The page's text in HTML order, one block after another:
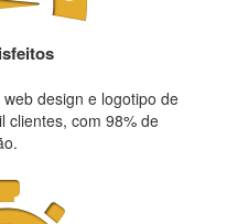
design e logotipo de
clientes, com 98% de